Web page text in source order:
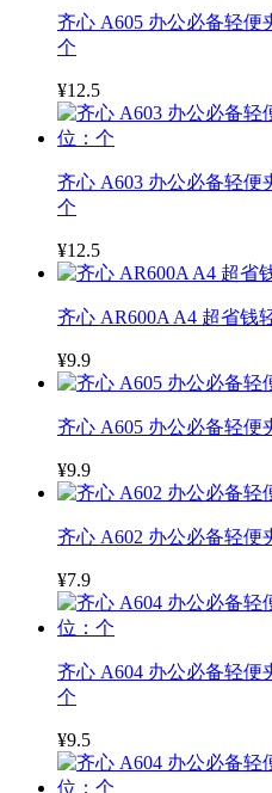
齐心 A605 办公必备轻便
个
¥12.5
齐心 A603 办公必备轻便
个
¥12.5
齐心 AR600A A4 超省钱
¥9.9
齐心 A605 办公必备轻便
¥9.9
齐心 A602 办公必备轻便
¥7.9
齐心 A604 办公必备轻便
个
¥9.5